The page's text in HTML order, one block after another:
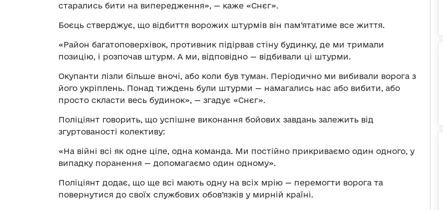
старались бити на випередження», — каже «Снєг».
Боєць стверджує, що відбиття ворожих штурмів він пам’ятатиме все життя.
«Район багатоповерхівок, противник підірвав стіну будинку, де ми тримали
позицію, і розпочав штурм. А ми, відповідно — відбивали ці штурми.
Окупанти лізли більше вночі, або коли був туман. Періодично ми вибивали ворога з
його укріплень. Понад тиждень були штурми — намагались нас або вибити, або
просто скласти весь будинок», — згадує «Снєг».
Поліціянт говорить, що успішне виконання бойових завдань залежить від
згуртованості колективу:
«На війні всі як одне ціле, одна команда. Ми постійно прикриваємо один одного, у
випадку поранення — допомагаємо один одному».
Поліціянт додає, що ще всі мають одну на всіх мрію — перемогти ворога та
повернутися до своїх службових обов’язків у мирній країні.